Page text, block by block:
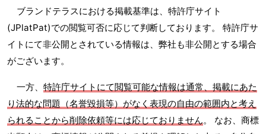
ブランドテラスにおける掲載基準は、特許庁サイト
(JPlatPat)での閲覧可否に応じて判断しております。 特許庁サ
イトにて非公開とされている情報は、弊社も非公開とする場合
がございます。
一方、 特許庁サイトにて閲覧可能な情報は通常、掲載にあた
り法的な問題（名誉毀損等）がなく表現の自由の範囲内と考え
られることから削除依頼等には応じておりません。 なお、商標